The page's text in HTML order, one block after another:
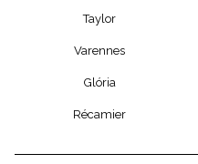
Taylor
Varennes
Glória
Récamier